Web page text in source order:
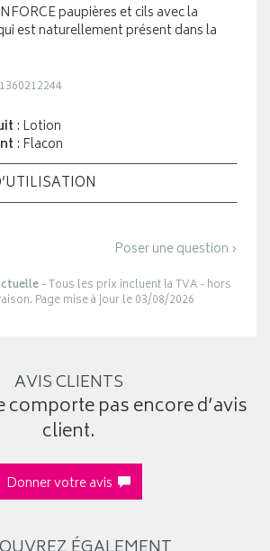
paupières et cils avec la
est naturellement présent dans la
: Lotion
: Flacon
Poser une question ›
- Tous les prix incluent la TVA - hors
Page mise à jour le 03/08/2026
AVIS CLIENTS
comporte pas encore d’avis
client.
Donner votre avis